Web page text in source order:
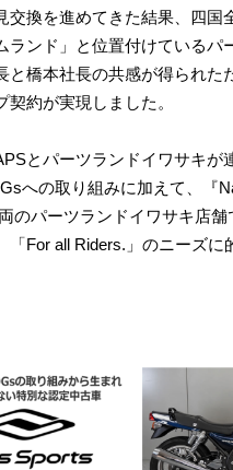
交換を進めてきた結果、四国
ランド」と位置付けているパ
と橋本社長の共感が得られた
契約が実現しました。
とパーツランドイワサキが
への取り組みに加えて、『
のパーツランドイワサキ店
「For all Riders.」のニーズに